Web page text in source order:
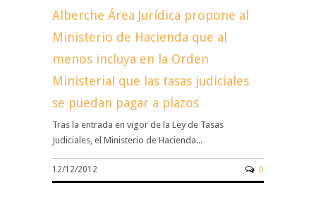
Alberche Área Jurídica propone al
Ministerio de Hacienda que al
menos incluya en la Orden
Ministerial que las tasas judiciales
se puedan pagar a plazos
Tras la entrada en vigor de la Ley de Tasas
Judiciales, el Ministerio de Hacienda...
12/12/2012 0